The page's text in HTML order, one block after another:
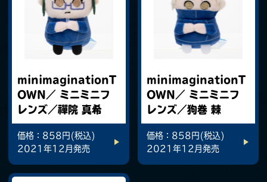
minimaginationT
OWN／ ミニミニフ
レンズ／禪院 真希
価格：858円(税込)
2021年12月発売
minimaginationT
OWN／ ミニミニフ
レンズ／狗巻 棘
価格：858円(税込)
2021年12月発売